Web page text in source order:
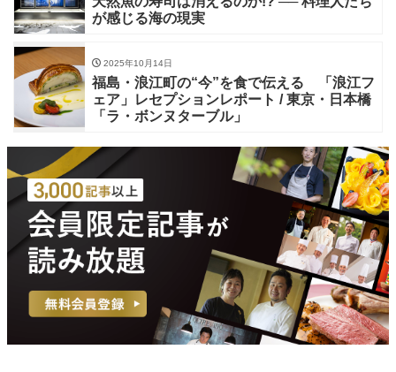
が感じる海の現実
2025年10月14日
福島・浪江町の“今”を食で伝える 「浪江フ
ェア」レセプションレポート / 東京・日本橋
「ラ・ボンヌターブル」